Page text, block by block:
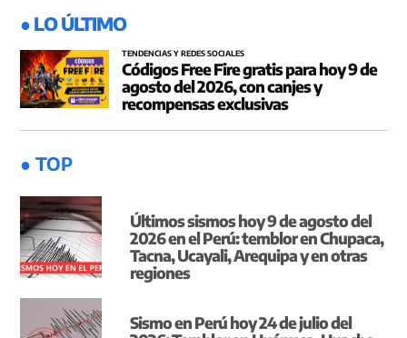
● LO ÚLTIMO
TENDENCIAS Y REDES SOCIALES
Códigos Free Fire gratis para hoy 9 de
agosto del 2026, con canjes y
recompensas exclusivas
● TOP
Últimos sismos hoy 9 de agosto del
2026 en el Perú: temblor en Chupaca,
Tacna, Ucayali, Arequipa y en otras
regiones
Sismo en Perú hoy 24 de julio del